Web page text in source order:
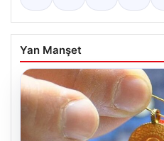
Yan Manşet